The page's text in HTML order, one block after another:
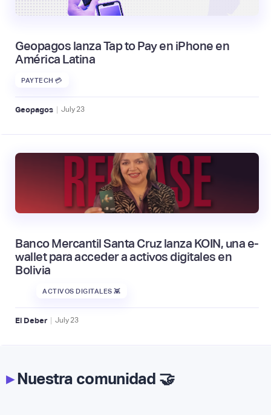
Geopagos lanza Tap to Pay en iPhone en
América Latina
PAYTECH 💳
Geopagos | July23
Banco Mercantil Santa Cruz lanza KOIN, una e-
wallet para acceder a activos digitales en
Bolivia
ACTIVOS DIGITALES 👾
El Deber | July23
▸Nuestra comunidad 🤝